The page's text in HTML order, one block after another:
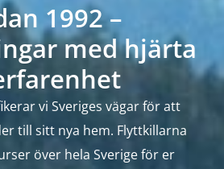
1992 –
med hjärta
vi Sveriges vägar för att
till sitt nya hem. Flyttkillarna
över hela Sverige för er